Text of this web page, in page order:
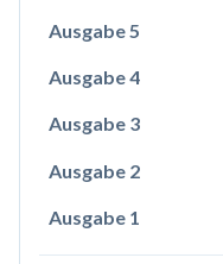
Ausgabe 5
Ausgabe 4
Ausgabe 3
Ausgabe 2
Ausgabe 1